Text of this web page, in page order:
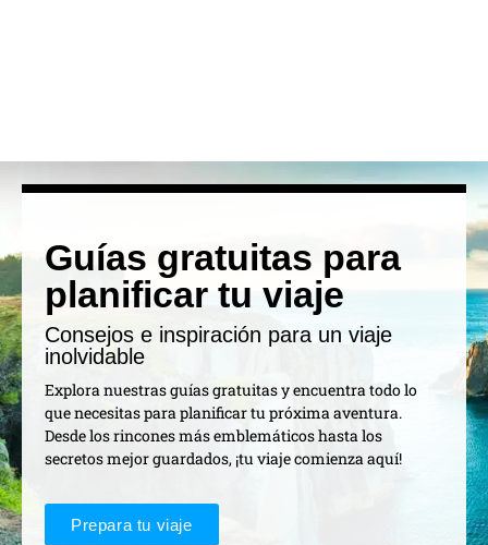
Guías gratuitas para
planificar tu viaje
Consejos e inspiración para un viaje
inolvidable
Explora nuestras guías gratuitas y encuentra todo lo
que necesitas para planificar tu próxima aventura.
Desde los rincones más emblemáticos hasta los
secretos mejor guardados, ¡tu viaje comienza aquí!
Prepara tu viaje